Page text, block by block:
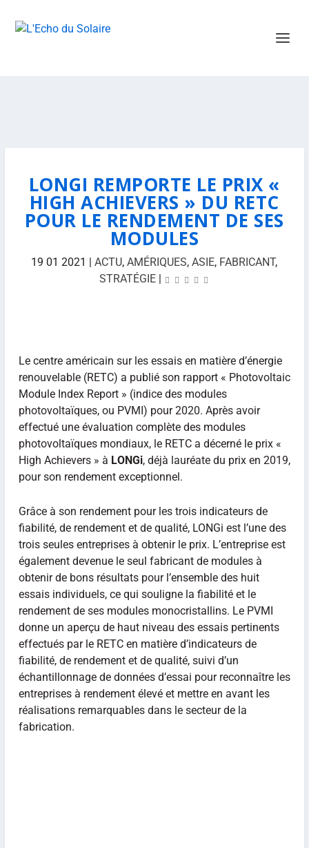
LONGI REMPORTE LE PRIX «
HIGH ACHIEVERS » DU RETC
POUR LE RENDEMENT DE SES
MODULES
19 01 2021 |ACTU,AMÉRIQUES,ASIE, FABRICANT,
STRATÉGIE|
Le centre américain sur les essais en matière d’énergie
renouvelable (RETC) a publié son rapport « Photovoltaic
Module Index Report » (indice des modules
photovoltaïques, ou PVMI) pour 2020. Après avoir
effectué une évaluation complète des modules
photovoltaïques mondiaux, le RETC a décerné le prix «
High Achievers » à LONGi, déjà lauréate du prix en 2019,
pour son rendement exceptionnel.
Grâce à son rendement pour les trois indicateurs de
fiabilité, de rendement et de qualité, LONGi est l’une des
trois seules entreprises à obtenir le prix. L’entreprise est
également devenue le seul fabricant de modules à
obtenir de bons résultats pour l’ensemble des huit
essais individuels, ce qui souligne la fiabilité et le
rendement de ses modules monocristallins. Le PVMI
donne un aperçu de haut niveau des essais pertinents
effectués par le RETC en matière d’indicateurs de
fiabilité, de rendement et de qualité, suivi d’un
échantillonnage de données d’essai pour reconnaître les
entreprises à rendement élevé et mettre en avant les
réalisations remarquables dans le secteur de la
fabrication.